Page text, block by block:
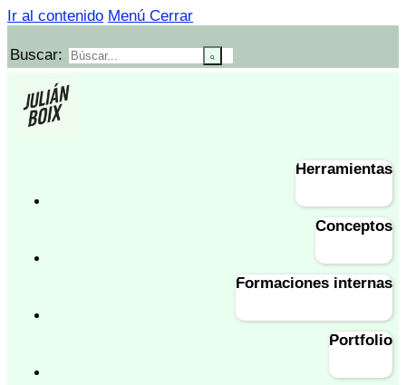
Ir al contenido Menú Cerrar
Buscar:
Herramientas
Conceptos
Formaciones internas
Portfolio